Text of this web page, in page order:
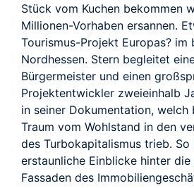
Stück vom Kuchen bekommen
Millionen-Vorhaben ersannen.
Tourismus-Projekt Europas? im
Nordhessen. Stern begleitet
Bürgermeister und einen
Projektentwickler zweieinhalb
in seiner Dokumentation, welch
Traum vom Wohlstand in den
des Turbokapitalismus trieb.
erstaunliche Einblicke hinter die
Fassaden des